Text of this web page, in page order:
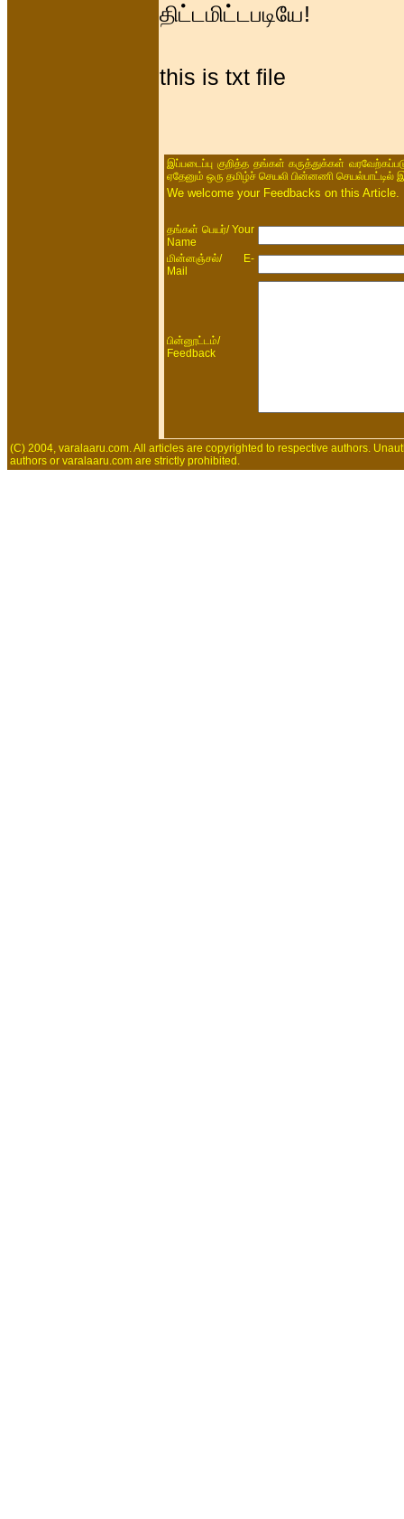
திட்டமிட்டபடியே!
this is txt file
இப்படைப்பு குறித்த தங்கள் கருத்துக்கள்
ஏதேனும் ஒரு தமிழ்ச் செயலி பின்னணி செயல்பாட்டில்
We welcome your Feedbacks on this
தங்கள் பெயர்/ Your
Name
மின்னஞ்சல்/ E-
Mail
பின்னூட்டம்/
Feedback
(C) 2004, varalaaru.com. All articles are copyrighted to respective authors.
authors or varalaaru.com are strictly prohibited.